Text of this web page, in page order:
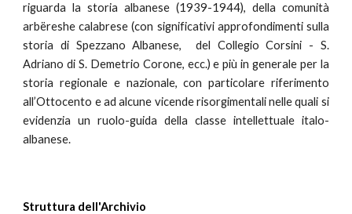
riguarda la storia albanese (1939-1944), della comunità
arbëreshe calabrese (con significativi approfondimenti sulla
storia di Spezzano Albanese, del Collegio Corsini - S.
Adriano di S. Demetrio Corone, ecc.) e più in generale per la
storia regionale e nazionale, con particolare riferimento
all’Ottocento e ad alcune vicende risorgimentali nelle quali si
evidenzia un ruolo-guida della classe intellettuale italo-
albanese.
Struttura dell'Archivio